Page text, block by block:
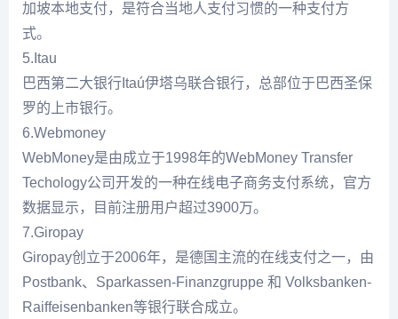
加坡本地支付，是符合当地人支付习惯的一种支付方
式。
5.Itau
巴西第二大银行Itaú伊塔乌联合银行，总部位于巴西圣保
罗的上市银行。
6.Webmoney
WebMoney是由成立于1998年的WebMoney Transfer
Techology公司开发的一种在线电子商务支付系统，官方
数据显示，目前注册用户超过3900万。
7.Giropay
Giropay创立于2006年，是德国主流的在线支付之一，由
Postbank、Sparkassen-Finanzgruppe 和 Volksbanken-
Raiffeisenbanken等银行联合成立。